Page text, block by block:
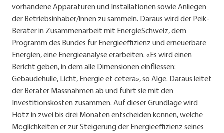
vorhandene Apparaturen und Installationen sowie Anliegen
der Betriebsinhaber/innen zu sammeln. Daraus wird der Peik-
Berater in Zusammenarbeit mit EnergieSchweiz, dem
Programm des Bundes für Energieeffizienz und erneuerbare
Energien, eine Energieanalyse erarbeiten. «Es wird einen
Bericht geben, in dem alle Dimensionen einfliessen:
Gebäudehülle, Licht, Energie et cetera», so Alge. Daraus leitet
der Berater Massnahmen ab und führt sie mit den
Investitionskosten zusammen. Auf dieser Grundlage wird
Hotz in zwei bis drei Monaten entscheiden können, welche
Möglichkeiten er zur Steigerung der Energieeffizienz seines